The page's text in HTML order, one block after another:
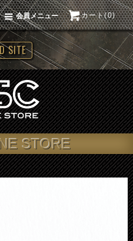
カート(0)
会員メニュー
SITE
STORE